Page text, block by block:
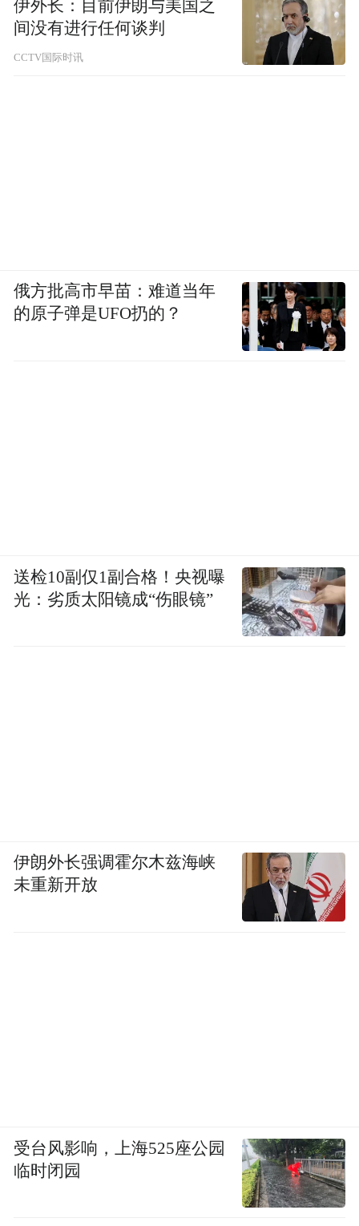
画家。作品曾入选第十二届、十三届全国美
展等多项展览，并获得山东省委省政府泰山
伊外长：目前伊朗与美国之
间没有进行任何谈判
CCTV国际时讯
俄方批高市早苗：难道当年
的原子弹是UFO扔的？
送检10副仅1副合格！央视曝
光：劣质太阳镜成“伤眼镜”
伊朗外长强调霍尔木兹海峡
未重新开放
受台风影响，上海525座公园
临时闭园